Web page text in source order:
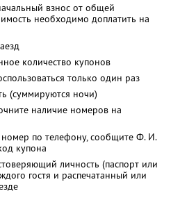
взнос от общей
необходимо доплатить на
количество купонов
только один раз
(суммируются ночи)
наличие номеров на
номер по телефону, сообщите Ф. И.
купона
личность (паспорт или
гостя и распечатанный или